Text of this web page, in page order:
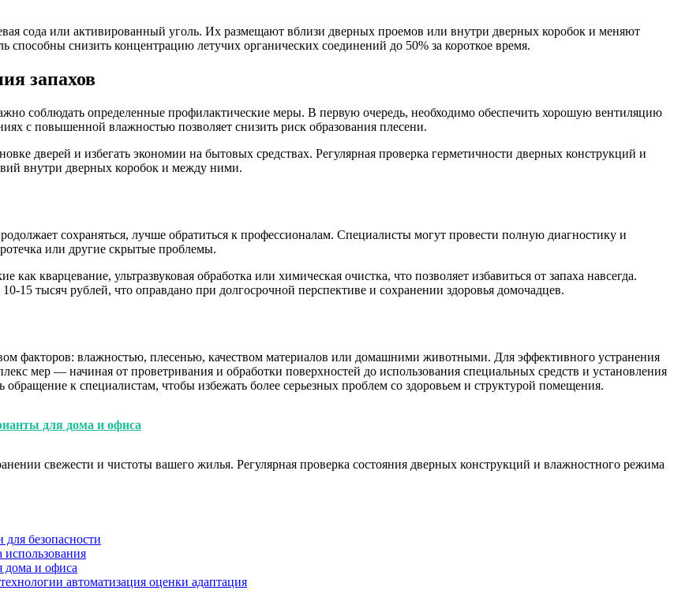
сода или активированный уголь. Их размещают вблизи дверных проемов или внутри дверных коробок и меняют
снизить концентрацию летучих органических соединений до 50% за короткое время.
запахов
соблюдать определенные профилактические меры. В первую очередь, необходимо обеспечить хорошую вентиляцию
с повышенной влажностью позволяет снизить риск образования плесени.
дверей и избегать экономии на бытовых средствах. Регулярная проверка герметичности дверных конструкций и
внутри дверных коробок и между ними.
сохраняться, лучше обратиться к профессионалам. Специалисты могут провести полную диагностику и
или другие скрытые проблемы.
кварцевание, ультразвуковая обработка или химическая очистка, что позволяет избавиться от запаха навсегда.
15 тысяч рублей, что оправдано при долгосрочной перспективе и сохранении здоровья домочадцев.
факторов: влажностью, плесенью, качеством материалов или домашними животными. Для эффективного устранения
мер — начиная от проветривания и обработки поверхностей до использования специальных средств и установления
к специалистам, чтобы избежать более серьезных проблем со здоровьем и структурой помещения.
для дома и офиса
свежести и чистоты вашего жилья. Регулярная проверка состояния дверных конструкций и влажностного режима
безопасности
использования
дома и офиса
автоматизация оценки адаптация